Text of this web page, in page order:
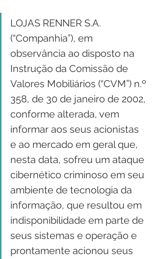
LOJAS RENNER S.A.
(“Companhia”), em
observância ao disposto na
Instrução da Comissão de
Valores Mobiliários (“CVM”) n.º
358, de 30 de janeiro de 2002,
conforme alterada, vem
informar aos seus acionistas
e ao mercado em geral que,
nesta data, sofreu um ataque
cibernético criminoso em seu
ambiente de tecnologia da
informação, que resultou em
indisponibilidade em parte de
seus sistemas e operação e
prontamente acionou seus